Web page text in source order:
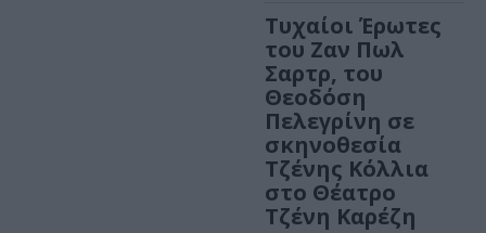
Τυχαίοι Έρωτες
του Ζαν Πωλ
Σαρτρ, του
Θεοδόση
Πελεγρίνη σε
σκηνοθεσία
Τζένης Κόλλια
στο Θέατρο
Τζένη Καρέζη